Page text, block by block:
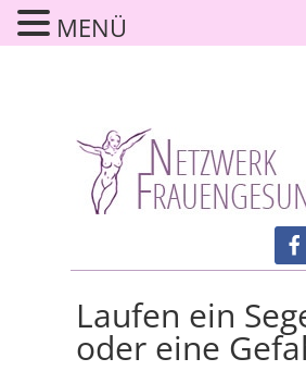
Laufen ein
oder eine
MENÜ